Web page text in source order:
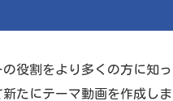
の役割をより多くの方に知
新たにテーマ動画を作成し